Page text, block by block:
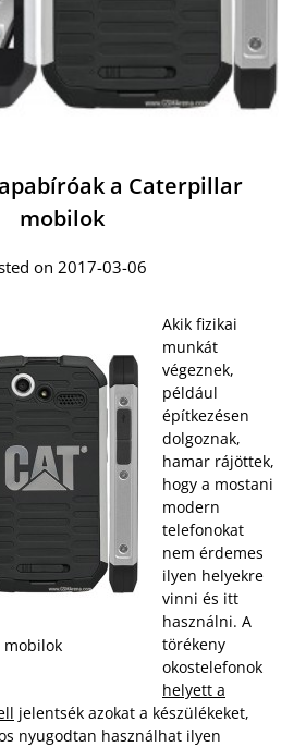
a Caterpillar
mobilok
on 2017-03-06
Akik fizikai
munkát
végeznek,
például
építkezésen
dolgoznak,
hamar rájöttek,
hogy a mostani
modern
telefonokat
nem érdemes
ilyen helyekre
vinni és itt
használni. A
törékeny
okostelefonok
helyett a
jelentsék azokat a készülékeket,
nyugodtan használhat ilyen